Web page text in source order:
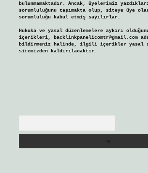
bulunmamaktadır. Ancak, üyelerimiz
sorumluluğunu taşımakta olup, siteye üye
sorumluluğu kabul etmiş sayılırlar.
Hukuka ve yasal düzenlemelere aykırı
içerikleri, backlinkpanelicomtr@gmail.com
bildirmeniz halinde, ilgili içerikler yasal
sitemizden kaldırılacaktır.